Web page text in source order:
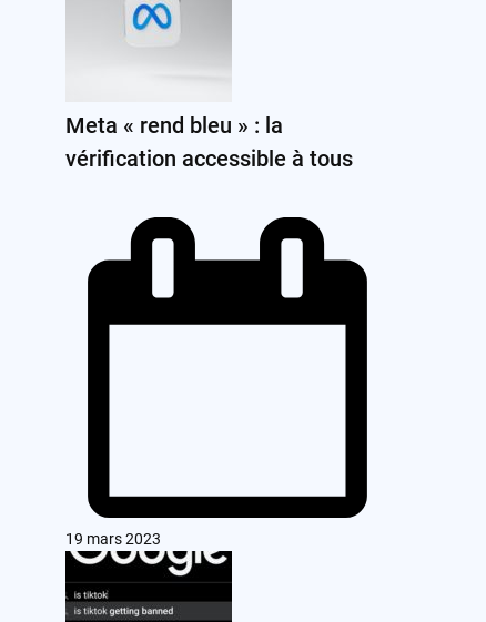
Meta « rend bleu » : la
vérification accessible à tous
19 mars 2023